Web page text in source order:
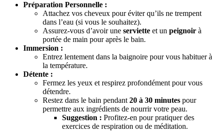
Préparation Personnelle :
Attachez vos cheveux pour éviter qu’ils ne trempent
dans l’eau (si vous le souhaitez).
Assurez-vous d’avoir une serviette et un peignoir à
portée de main pour après le bain.
Immersion :
Entrez lentement dans la baignoire pour vous habituer à
la température.
Détente :
Fermez les yeux et respirez profondément pour vous
détendre.
Restez dans le bain pendant 20 à 30 minutes pour
permettre aux ingrédients de nourrir votre peau.
Suggestion : Profitez-en pour pratiquer des
exercices de respiration ou de méditation.